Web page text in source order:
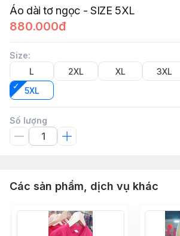
Áo dài tơ ngọc - SIZE 5XL
880.000đ
Size:
L
2XL XL 3XL
5XL
Số lượng
Các sản phẩm, dịch vụ khác